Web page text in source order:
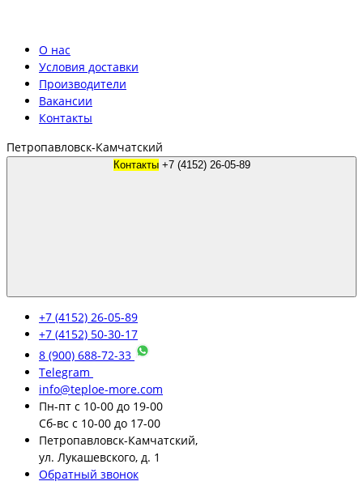
О нас
Условия доставки
Производители
Вакансии
Контакты
Петропавловск-Камчатский
Контакты +7 (4152) 26-05-89
+7 (4152) 26-05-89
+7 (4152) 50-30-17
8 (900) 688-72-33
Telegram
info@teploe-more.com
Пн-пт с 10-00 до 19-00
Сб-вс с 10-00 до 17-00
Петропавловск-Камчатский,
ул. Лукашевского, д. 1
Обратный звонок